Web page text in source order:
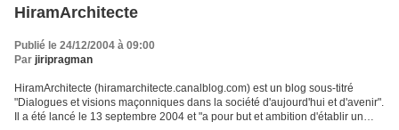
HiramArchitecte
Publié le 24/12/2004 à 09:00
Par jiripragman
HiramArchitecte (hiramarchitecte.canalblog.com) est un blog sous-titré
"Dialogues et visions maçonniques dans la société d'aujourd'hui et d'avenir".
Il a été lancé le 13 septembre 2004 et "a pour but et ambition d'établir un